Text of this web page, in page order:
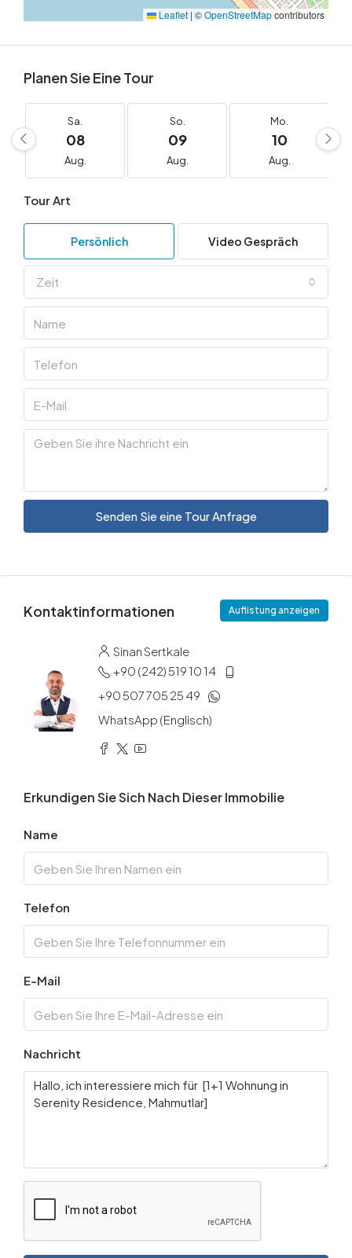
Leaflet | ©OpenStreetMapcontributors
Planen Sie Eine Tour
Sa.
08
Aug.
So.
09
Aug.
Mo.
10
Aug.
Tour Art
Persönlich Video Gespräch
Zeit
Senden Sie eine Tour Anfrage
Kontaktinformationen Auflistung anzeigen
Sinan Sertkale
+90 (242) 519 10 14
+90 507 705 25 49
WhatsApp (Englisch)
Erkundigen Sie Sich Nach Dieser Immobilie
Name
Telefon
E-Mail
Nachricht